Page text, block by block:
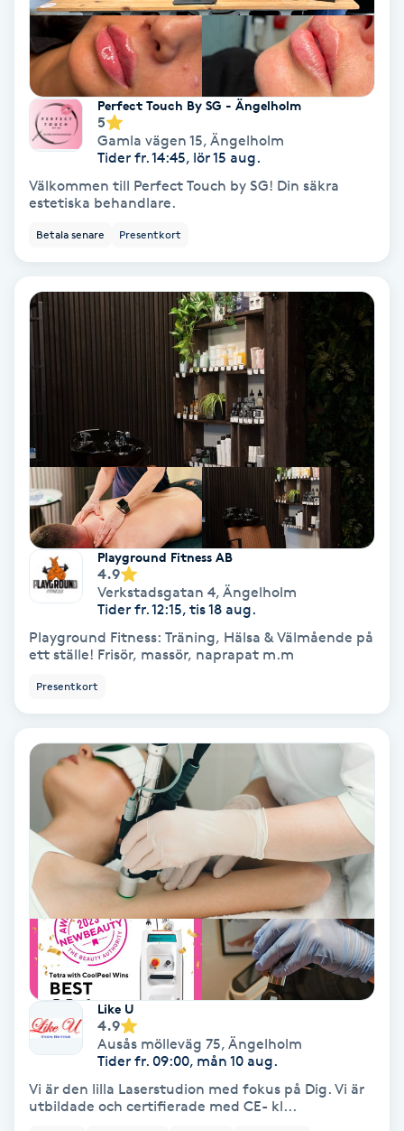
MicroPen
Microshading
Mixfransar
Nagelförlängning
Nagelförlängning gelé
Nagelförlängning glasfiber
Nagelförstärkning
Nagelklippning
Nagelsvamp
Nageltrång
Nagelvård
Naglar borttagning
Naglar reparation
Naprapati
Navelpiercing
NBE-massage
Ny frisyr
Olaplex
Olaplexbehandling
Perfect Touch By SG - Ängelholm
5
Gamla vägen 15, Ängelholm
Tider fr. 14:45, lör 15 aug.
Välkommen till Perfect Touch by SG! Din säkra
estetiska behandlare.
Betala senare Presentkort
Playground Fitness AB
4.9
Verkstadsgatan 4, Ängelholm
Tider fr. 12:15, tis 18 aug.
Playground Fitness: Träning, Hälsa & Välmående på
ett ställe! Frisör, massör, naprapat m.m
Presentkort
Like U
4.9
Ausås mölleväg 75, Ängelholm
Tider fr. 09:00, mån 10 aug.
Vi är den lilla Laserstudion med fokus på Dig. Vi är
utbildade och certifierade med CE- kl...